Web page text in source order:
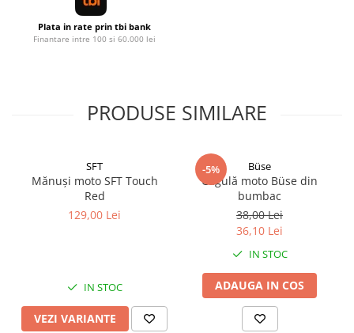
Plata in rate prin tbi bank
Finantare intre 100 si 60.000 lei
PRODUSE SIMILARE
SFT
Mănuși moto SFT Touch
Red
129,00 Lei
IN STOC
VEZI VARIANTE
-5% Büse
Cagulă moto Büse din
bumbac
38,00 Lei
36,10 Lei
IN STOC
ADAUGA IN COS